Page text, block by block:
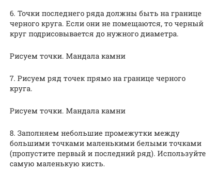
6. Точки последнего ряда должны быть на границе
черного круга. Если они не помещаются, то черный
круг подрисовывается до нужного диаметра.
Рисуем точки. Мандала камни
7. Рисуем ряд точек прямо на границе черного
круга.
Рисуем точки. Мандала камни
8. Заполняем небольшие промежутки между
большими точками маленькими белыми точками
(пропустите первый и последний ряд). Используйте
самую маленькую кисть.